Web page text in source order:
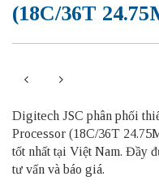
(18C/36T
Digitech JSC phân phối
Processor (18C/36T
tốt nhất tại Việt Nam. Đầy
tư vấn và báo giá.